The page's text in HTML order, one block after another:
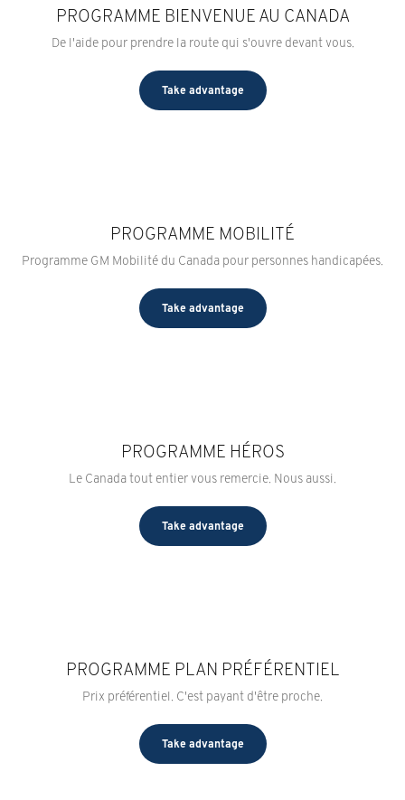
PROGRAMME BIENVENUE AU CANADA
De l'aide pour prendre la route qui s'ouvre devant vous.
Take advantage
PROGRAMME MOBILITÉ
Programme GM Mobilité du Canada pour personnes handicapées.
Take advantage
PROGRAMME HÉROS
Le Canada tout entier vous remercie. Nous aussi.
Take advantage
PROGRAMME PLAN PRÉFÉRENTIEL
Prix préférentiel. C'est payant d'être proche.
Take advantage